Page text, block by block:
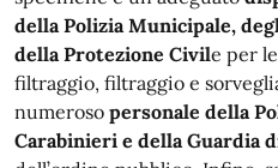
della Polizia Municipale,
della Protezione Civile per
filtraggio, filtraggio e
numeroso personale della
Carabinieri e della Guardia